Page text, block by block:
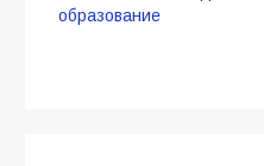
образование